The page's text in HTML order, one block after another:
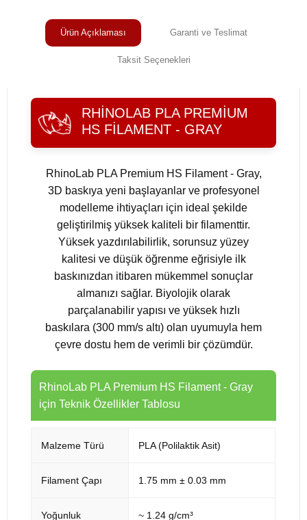
Ürün Açıklaması Garanti ve Teslimat
Taksit Seçenekleri
RHINOLAB PLA PREMIUM
HS FILAMENT - GRAY
RhinoLab PLA Premium HS Filament - Gray,
3D baskıya yeni başlayanlar ve profesyonel
modelleme ihtiyaçları için ideal şekilde
geliştirilmiş yüksek kaliteli bir filamenttir.
Yüksek yazdırılabilirlik, sorunsuz yüzey
kalitesi ve düşük öğrenme eğrisiyle ilk
baskınızdan itibaren mükemmel sonuçlar
almanızı sağlar. Biyolojik olarak
parçalanabilir yapısı ve yüksek hızlı
baskılara (300 mm/s altı) olan uyumuyla hem
çevre dostu hem de verimli bir çözümdür.
RhinoLab PLA Premium HS Filament - Gray
için Teknik Özellikler Tablosu
Malzeme Türü PLA (Polilaktik Asit)
Filament Çapı 1.75 mm ± 0.03 mm
Yoğunluk ~ 1.24 g/cm³